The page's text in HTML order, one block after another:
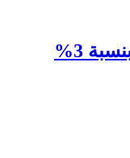
انكماش الاقتصاد الإسرائيلي بنسبة 3%